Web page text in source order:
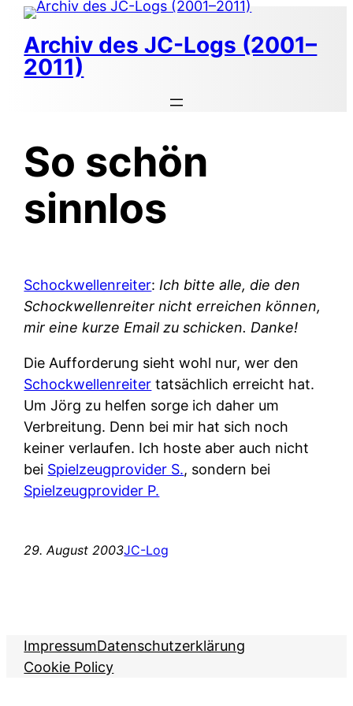
Zum
Inhalt
springen
Archiv des JC-Logs (2001–
2011)
So schön
sinnlos
Schockwellenreiter: Ich bitte alle, die den
Schockwellenreiter nicht erreichen können,
mir eine kurze Email zu schicken. Danke!
Die Aufforderung sieht wohl nur, wer den
Schockwellenreiter tatsächlich erreicht hat.
Um Jörg zu helfen sorge ich daher um
Verbreitung. Denn bei mir hat sich noch
keiner verlaufen. Ich hoste aber auch nicht
bei Spielzeugprovider S., sondern bei
Spielzeugprovider P.
29. August 2003JC-Log
ImpressumDatenschutzerklärung
Cookie Policy